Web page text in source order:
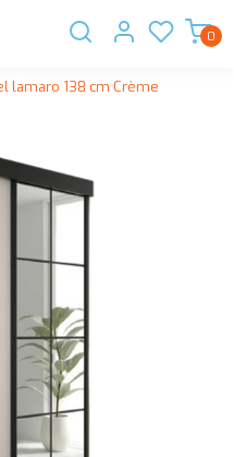
0
lamaro 138 cm Crème